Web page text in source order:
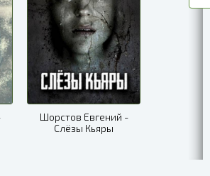
Шорстов Евгений -
Слёзы Кьяры